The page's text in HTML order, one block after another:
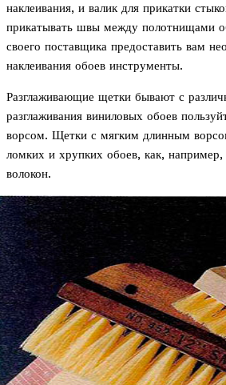
наклеивания, и валик для прикатки
прикатывать швы между полотнищами
своего поставщика предоставить вам
наклеивания обоев инструменты.
Разглаживающие щетки бывают с
разглаживания виниловых обоев
ворсом. Щетки с мягким длинным
ломких и хрупких обоев, как,
волокон.